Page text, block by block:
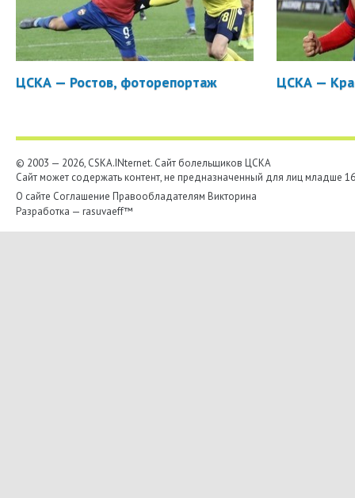
ЦСКА — Ростов, фоторепортаж ЦСКА —
© 2003 — 2026, CSKA.INternet. Cайт болельщиков ЦСКА
Сайт может содержать контент, не предназначенный для лиц младше
О сайте Соглашение Правообладателям Викторина
Разработка — rasuvaeff™